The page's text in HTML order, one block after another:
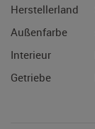
Herstellerland
Außenfarbe
Interieur
Getriebe